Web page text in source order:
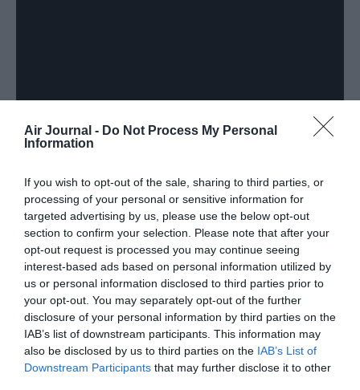
Air Journal - Do Not Process My Personal
Information
If you wish to opt-out of the sale, sharing to third parties, or
processing of your personal or sensitive information for
targeted advertising by us, please use the below opt-out
section to confirm your selection. Please note that after your
opt-out request is processed you may continue seeing
interest-based ads based on personal information utilized by
us or personal information disclosed to third parties prior to
your opt-out. You may separately opt-out of the further
disclosure of your personal information by third parties on the
IAB’s list of downstream participants. This information may
also be disclosed by us to third parties on the IAB’s List of
Downstream Participants that may further disclose it to other